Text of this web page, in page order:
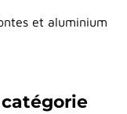
et aluminium